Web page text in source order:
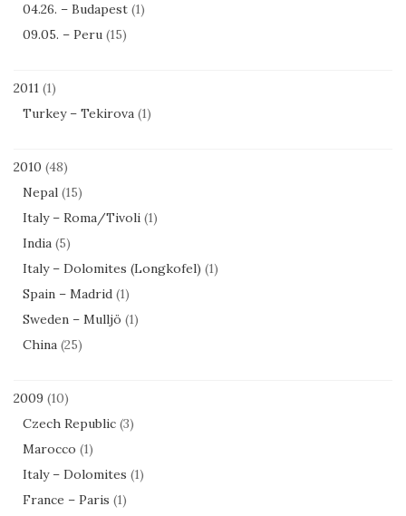
04.26. – Budapest (1)
09.05. – Peru (15)
2011 (1)
Turkey – Tekirova (1)
2010 (48)
Nepal (15)
Italy – Roma/Tivoli (1)
India (5)
Italy – Dolomites (Longkofel) (1)
Spain – Madrid (1)
Sweden – Mulljö (1)
China (25)
2009 (10)
Czech Republic (3)
Marocco (1)
Italy – Dolomites (1)
France – Paris (1)